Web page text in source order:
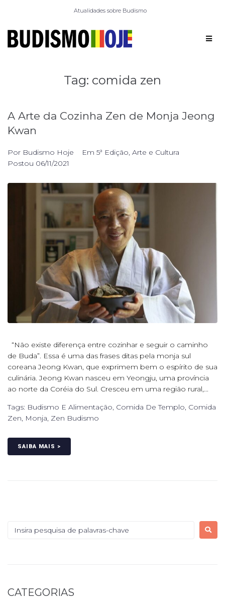
Atualidades sobre Budismo
Tag: comida zen
A Arte da Cozinha Zen de Monja Jeong
Kwan
Por Budismo Hoje Em 5ª Edição, Arte e Cultura
Postou 06/11/2021
“Não existe diferença entre cozinhar e seguir o caminho
de Buda”. Essa é uma das frases ditas pela monja sul
coreana Jeong Kwan, que exprimem bem o espírito de sua
culinária. Jeong Kwan nasceu em Yeongju, uma província
ao norte da Coréia do Sul. Cresceu em uma região rural,...
Tags: Budismo E Alimentação, Comida De Templo, Comida
Zen, Monja, Zen Budismo
SAIBA MAIS >
CATEGORIAS